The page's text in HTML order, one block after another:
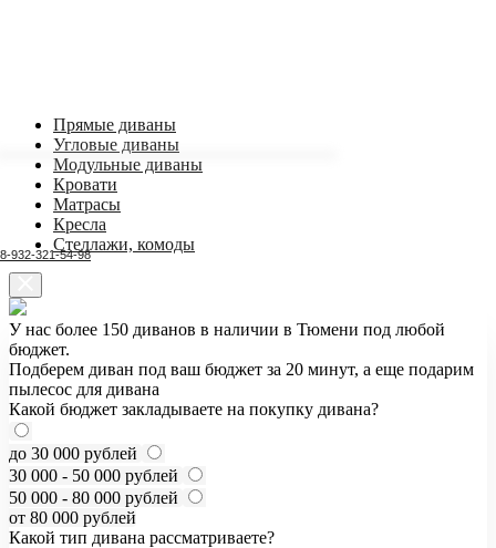
8-932-321-54-98
Прямые диваны
Угловые диваны
Модульные диваны
Кровати
Матрасы
Кресла
Стеллажи, комоды
У нас более 150 диванов в наличии в Тюмени под любой
бюджет.
Подберем диван под ваш бюджет за 20 минут, а еще подарим
пылесос для дивана
Какой бюджет закладываете на покупку дивана?
до 30 000 рублей
30 000 - 50 000 рублей
50 000 - 80 000 рублей
от 80 000 рублей
Какой тип дивана рассматриваете?